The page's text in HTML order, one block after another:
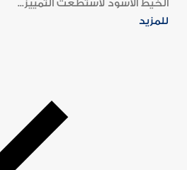
الخيط الأسود لاستطعت التمييز...
للمزيد